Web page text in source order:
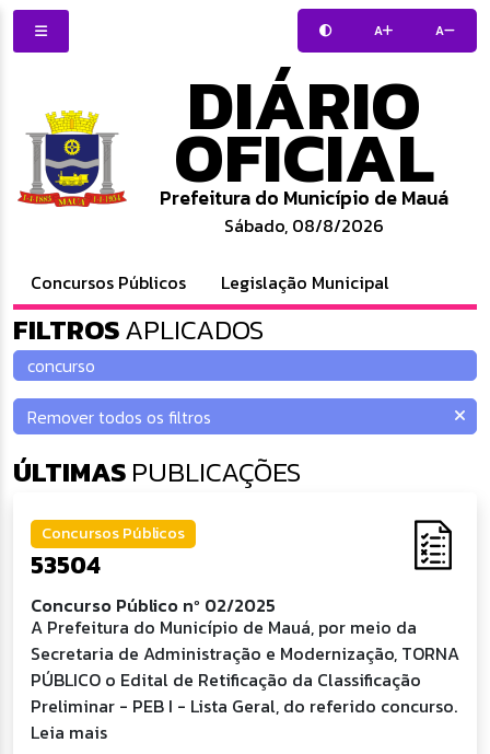
A A
DIÁRIO
OFICIAL
Prefeitura do Município de Mauá
Sábado, 08/8/2026
Concursos Públicos Legislação Municipal
FILTROSAPLICADOS
ÚLTIMASPUBLICAÇÕES
Concursos Públicos
53504
Concurso Público nº 02/2025
A Prefeitura do Município de Mauá, por meio da
Secretaria de Administração e Modernização, TORNA
PÚBLICO o Edital de Retificação da Classificação
Preliminar - PEB I - Lista Geral, do referido concurso.
Leia mais